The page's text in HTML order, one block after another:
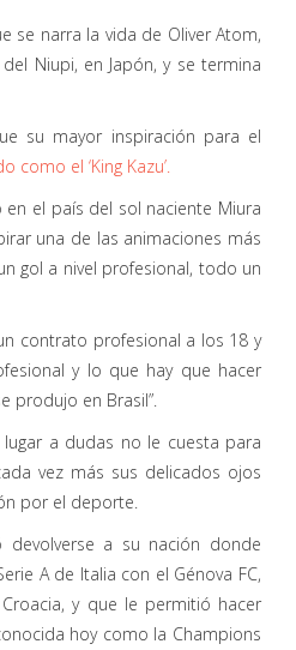
se narra la vida de OliverAtom,
Niupi, en Japón, y se termina
su mayor inspiración para el
como el ‘King Kazu’
el país del sol naciente Miura
una de las animaciones más
gol a nivel profesional, todo un
contrato profesional a los 18 y
y lo que hay que hacer
produjo en Brasil”.
lugar a dudas no le cuesta para
vez más sus delicados ojos
por el deporte.
a su nación donde
A de Italia con el Génova FC,
y que le permitió hacer
hoy como la Champions